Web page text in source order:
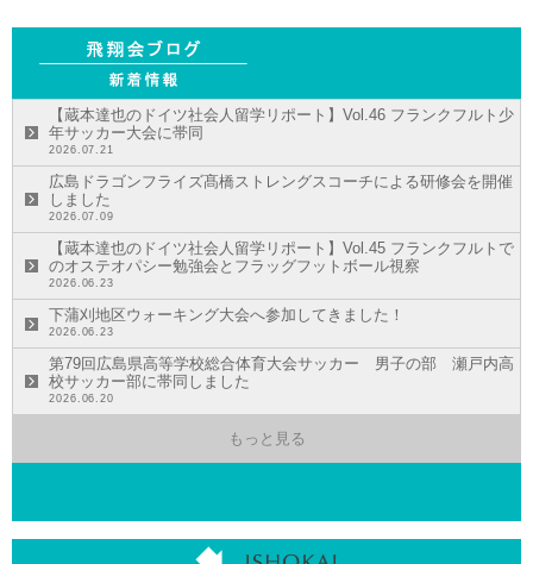
【蔵本達也のドイツ社会人留学リポート】Vol.46 フランクフルト少
年サッカー大会に帯同
2026.07.21
広島ドラゴンフライズ髙橋ストレングスコーチによる研修会を開催
しました
2026.07.09
【蔵本達也のドイツ社会人留学リポート】Vol.45 フランクフルトで
のオステオパシー勉強会とフラッグフットボール視察
2026.06.23
下蒲刈地区ウォーキング大会へ参加してきました！
2026.06.23
第79回広島県高等学校総合体育大会サッカー 男子の部 瀬戸内高
校サッカー部に帯同しました
2026.06.20
もっと見る